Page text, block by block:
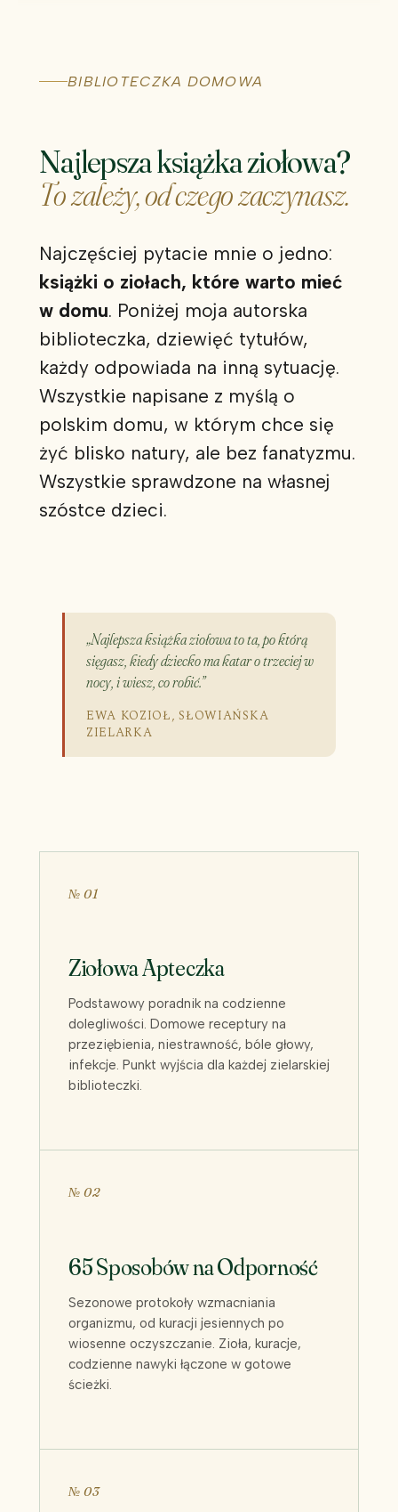
BIBLIOTECZKA DOMOWA
Najlepsza książka ziołowa?
To zależy, od czego zaczynasz.
Najczęściej pytacie mnie o jedno:
książki o ziołach, które warto mieć
w domu. Poniżej moja autorska
biblioteczka, dziewięć tytułów,
każdy odpowiada na inną sytuację.
Wszystkie napisane z myślą o
polskim domu, w którym chce się
żyć blisko natury, ale bez fanatyzmu.
Wszystkie sprawdzone na własnej
szóstce dzieci.
„Najlepsza książka ziołowa to ta, po którą
sięgasz, kiedy dziecko ma katar o trzeciej w
nocy, i wiesz, co robić.”
EWA KOZIOŁ, SŁOWIAŃSKA
ZIELARKA
№ 01
Ziołowa Apteczka
Podstawowy poradnik na codzienne
dolegliwości. Domowe receptury na
przeziębienia, niestrawność, bóle głowy,
infekcje. Punkt wyjścia dla każdej zielarskiej
biblioteczki.
№ 02
65 Sposobów na Odporność
Sezonowe protokoły wzmacniania
organizmu, od kuracji jesiennych po
wiosenne oczyszczanie. Zioła, kuracje,
codzienne nawyki łączone w gotowe
ścieżki.
№ 03